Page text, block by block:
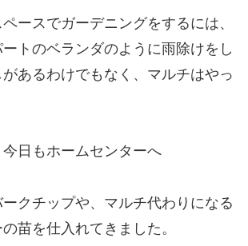
ースでガーデニングをするには、
トのベランダのように雨除けをし
あるわけでもなく、マルチはやっ
日もホームセンターへ
クチップや、マルチ代わりになる
苗を仕入れてきました。